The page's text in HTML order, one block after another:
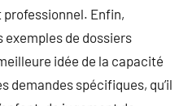
Enfin,
exemples de dossiers
idée de la capacité
demandes spécifiques, qu’il